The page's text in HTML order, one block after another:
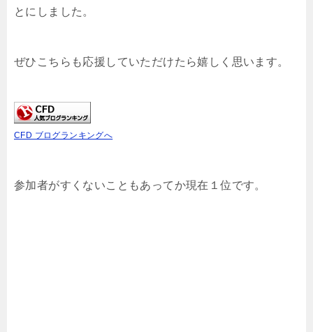
とにしました。
ぜひこちらも応援していただけたら嬉しく思います。
CFD ブログランキングへ
参加者がすくないこともあってか現在１位です。